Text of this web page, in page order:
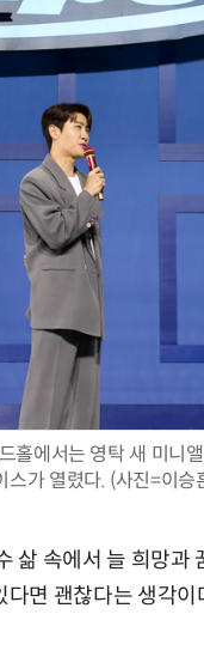
홀에서는 영탁 새 미
스가 열렸다. (사진=이승
삶 속에서 늘 희망과
면 괜찮다는 생각